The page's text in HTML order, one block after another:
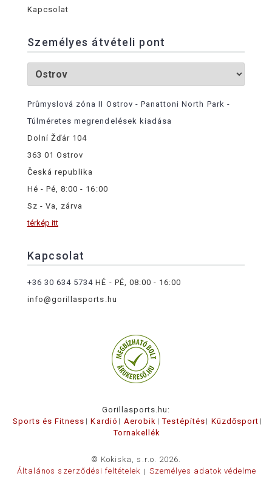
Kapcsolat
Személyes átvételi pont
Průmyslová zóna II Ostrov - Panattoni North Park -
Túlméretes megrendelések kiadása
Dolní Žďár 104
363 01 Ostrov
Česká republika
Hé - Pé, 8:00 - 16:00
Sz - Va, zárva
térkép itt
Kapcsolat
+36 30 634 5734 HÉ - PÉ, 08:00 - 16:00
info@gorillasports.hu
Gorillasports.hu:
Sports és Fitness
Kardió Aerobik Testépítés
Küzdősport
Tornakellék
© Kokiska, s.r.o. 2026.
Általános szerződési feltételek
Személyes adatok védelme